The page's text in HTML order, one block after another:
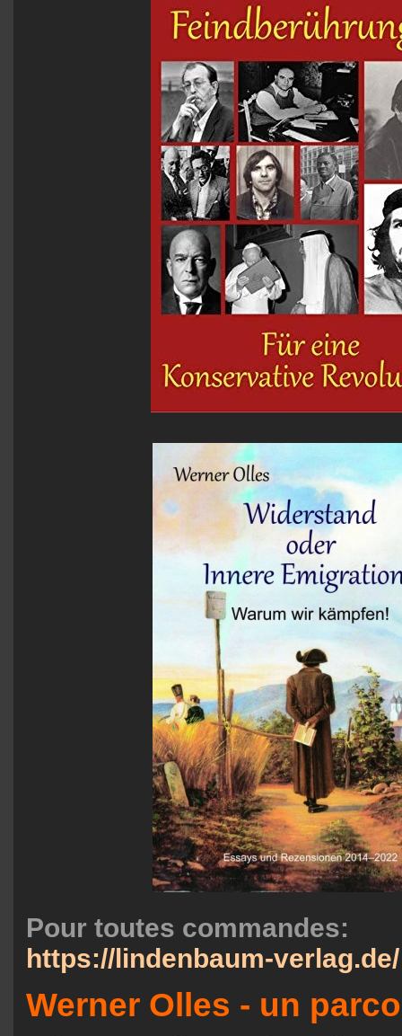
Pour toutes commandes:
https://lindenbaum-verlag.de/
Werner Olles - un